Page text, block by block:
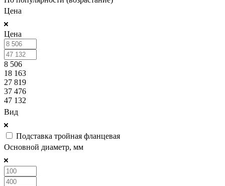
Цена
Цена
8 506
18 163
27 819
37 476
47 132
Вид
Подставка тройная фланцевая
Основной диаметр, мм